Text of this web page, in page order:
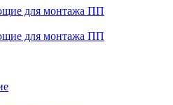
для монтажа ПП
для монтажа ПП